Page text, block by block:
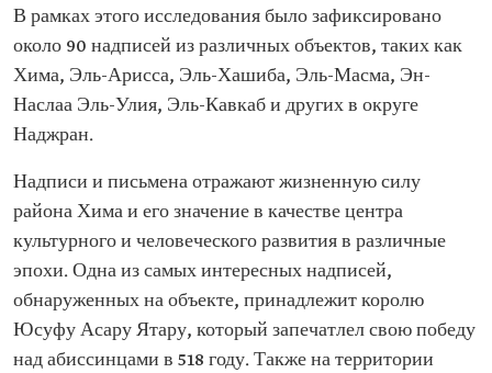
В рамках этого исследования было зафиксировано
около 90 надписей из различных объектов, таких как
Хима, Эль-Арисса, Эль-Хашиба, Эль-Масма, Эн-
Наслаа Эль-Улия, Эль-Кавкаб и других в округе
Наджран.
Надписи и письмена отражают жизненную силу
района Хима и его значение в качестве центра
культурного и человеческого развития в различные
эпохи. Одна из самых интересных надписей,
обнаруженных на объекте, принадлежит королю
Юсуфу Асару Ятару, который запечатлел свою победу
над абиссинцами в 518 году. Также на территории